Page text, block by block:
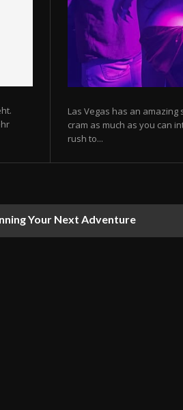
Las Vegas has an
cram as much as you can
rush to...
Your Next Adventure